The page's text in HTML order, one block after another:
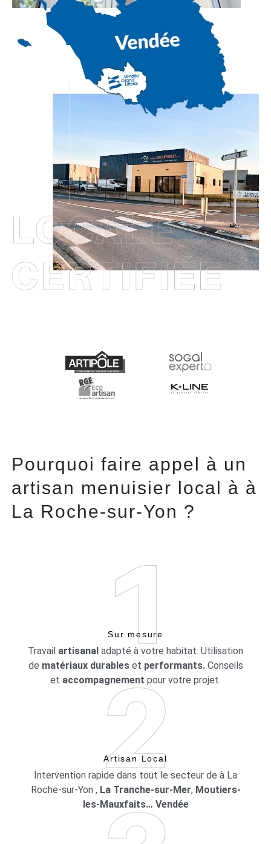
Pourquoi faire appel à un
artisan menuisier local à à
La Roche-sur-Yon ?
Sur mesure
Travail artisanal adapté à votre habitat. Utilisation
de matériaux durableset performants. Conseils
et accompagnement pour votre projet.
Artisan Local
Intervention rapide dans tout le secteur de à La
Roche-sur-Yon , La Tranche-sur-Mer, Moutiers-
les-Mauxfaits… Vendée